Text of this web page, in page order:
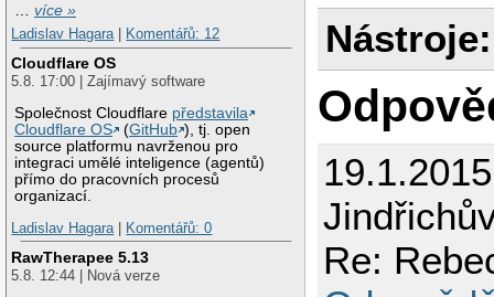
…více »
Ladislav Hagara| Komentářů: 12
Cloudflare OS
5.8. 17:00 | Zajímavý software
Společnost Cloudflare představila
Cloudflare OS
(GitHub ), tj. open
source platformu navrženou pro
integraci umělé inteligence (agentů)
přímo do pracovních procesů
organizací.
Ladislav Hagara| Komentářů: 0
RawTherapee 5.13
5.8. 12:44 | Nová verze
Nástroje:
Re: